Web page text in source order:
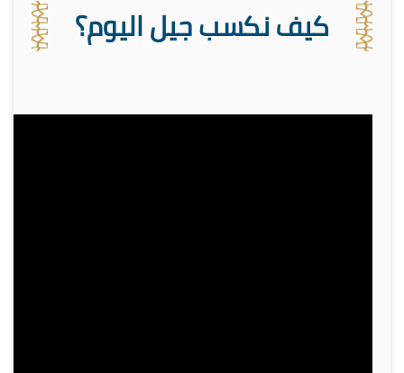
كيف نكسب جيل اليوم؟